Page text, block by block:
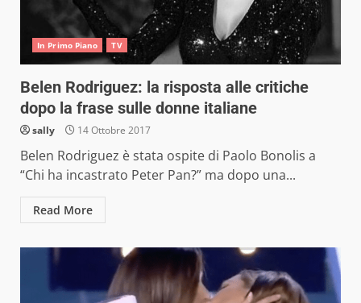
In Primo Piano TV
Belen Rodriguez: la risposta alle critiche
dopo la frase sulle donne italiane
sally 14 Ottobre 2017
Belen Rodriguez è stata ospite di Paolo Bonolis a
“Chi ha incastrato Peter Pan?” ma dopo una...
Read More